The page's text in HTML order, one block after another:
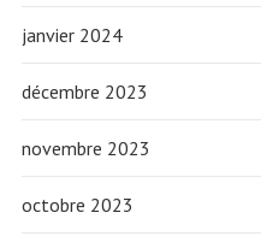
janvier 2024
décembre 2023
novembre 2023
octobre 2023